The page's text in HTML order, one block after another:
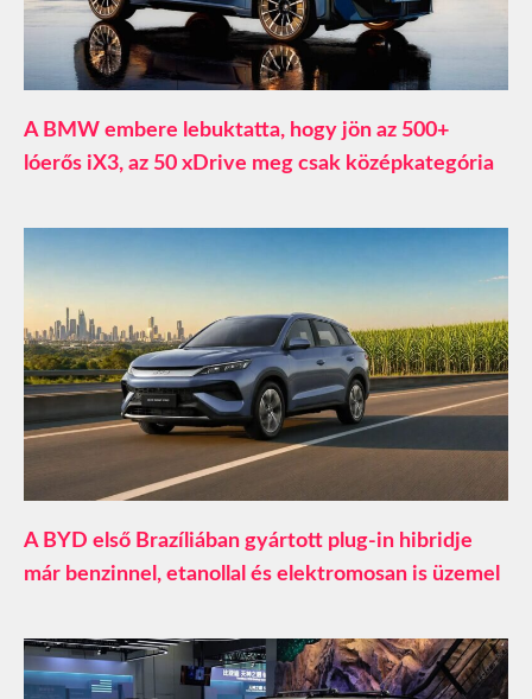
A BMW embere lebuktatta, hogy jön az 500+
lóerős iX3, az 50 xDrive meg csak középkategória
A BYD első Brazíliában gyártott plug-in hibridje
már benzinnel, etanollal és elektromosan is üzemel